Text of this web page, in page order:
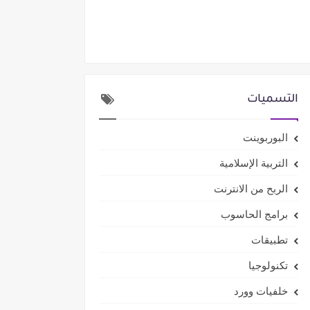
التسميات
البوربوينت
التربية الإسلامية
الربح من الانترنت
برامج الحاسوب
تطبيقات
تكنولوجيا
خلفيات وورد